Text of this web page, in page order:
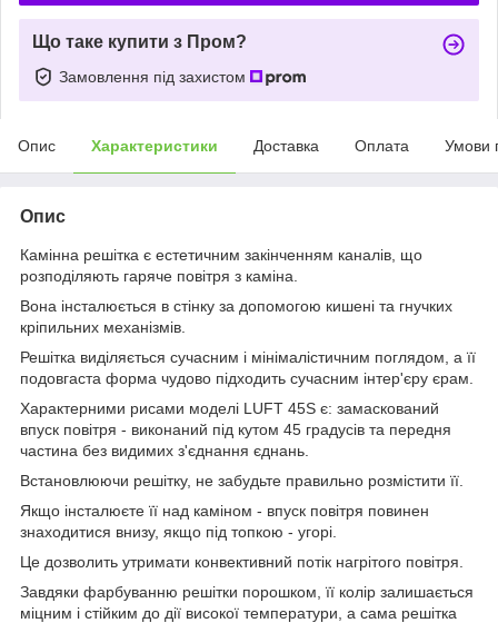
Що таке купити з Пром?
Замовлення під захистом
Опис Характеристики Доставка Оплата Умови
Опис
Камінна решітка є естетичним закінченням каналів, що
розподіляють гаряче повітря з каміна.
Вона інсталюється в стінку за допомогою кишені та гнучких
кріпильних механізмів.
Решітка виділяється сучасним і мінімалістичним поглядом, а її
подовгаста форма чудово підходить сучасним інтер'єру єрам.
Характерними рисами моделі LUFT 45S є: замаскований
впуск повітря - виконаний під кутом 45 градусів та передня
частина без видимих з'єднання єднань.
Встановлюючи решітку, не забудьте правильно розмістити її.
Якщо інсталюєте її над каміном - впуск повітря повинен
знаходитися внизу, якщо під топкою - угорі.
Це дозволить утримати конвективний потік нагрітого повітря.
Завдяки фарбуванню решітки порошком, її колір залишається
міцним і стійким до дії високої температури, а сама решітка